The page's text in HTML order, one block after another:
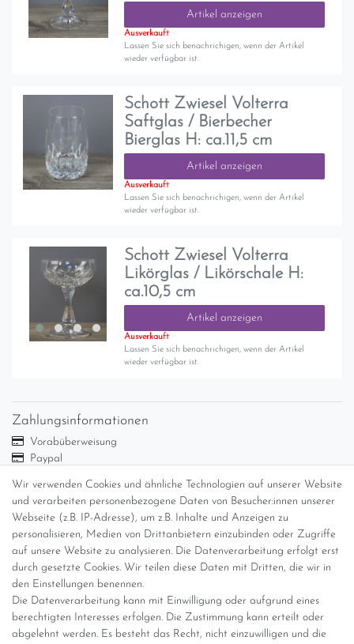
Artikel anzeigen
Ausverkauft
Lassen Sie sich benachrichigen, wenn der Artikel
wieder verfügbar ist.
Schott Zwiesel Volterra
Saftglas / Bierbecher
Bierglas H: ca.11,5 cm
Artikel anzeigen
Ausverkauft
Lassen Sie sich benachrichigen, wenn der Artikel
wieder verfügbar ist.
Schott Zwiesel Volterra
Likörglas / Likörschale H:
ca.10,5 cm
Artikel anzeigen
Ausverkauft
Lassen Sie sich benachrichigen, wenn der Artikel
wieder verfügbar ist.
Wir verwenden Cookies und ähnliche Technologien auf unserer Website
und verarbeiten personenbezogene Daten von Besucher:innen unserer
Webseite (z.B. IP-Adresse), um z.B. Inhalte und Anzeigen zu
personalisieren, Medien von Drittanbietern einzubinden oder Zugriffe
auf unsere Website zu analysieren. Die Datenverarbeitung erfolgt erst
durch gesetzte Cookies. Wir teilen diese Daten mit Dritten, die wir in
den Einstellungen benennen.
Die Datenverarbeitung kann mit Einwilligung oder aufgrund eines
berechtigten Interesses erfolgen. Die Zustimmung kann erteilt oder
abgelehnt werden. Es besteht das Recht, nicht einzuwilligen und die
Zahlungsinformationen
Vorabüberweisung
Paypal
Versandinformationen
Versand per GLS (6,90 Euro) oder DHL (8,49 Euro ) inkl. MwSt.
(innerhalb Deutschlands)
kostenfreie Lieferung ab 150 Euro Warenwert (innerhalb
Deutschlands)
Übersicht Internationale Versandkosten